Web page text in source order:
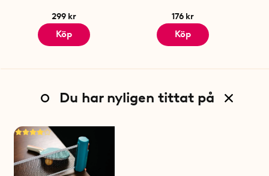
299 kr
Köp
176 kr
Köp
Du har nyligen tittat på